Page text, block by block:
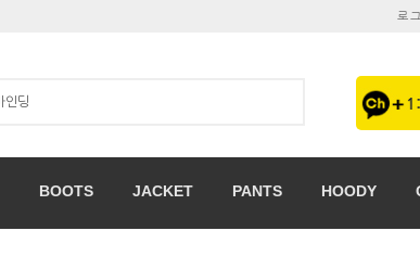
로
BOOTS JACKET PANTS HOODY